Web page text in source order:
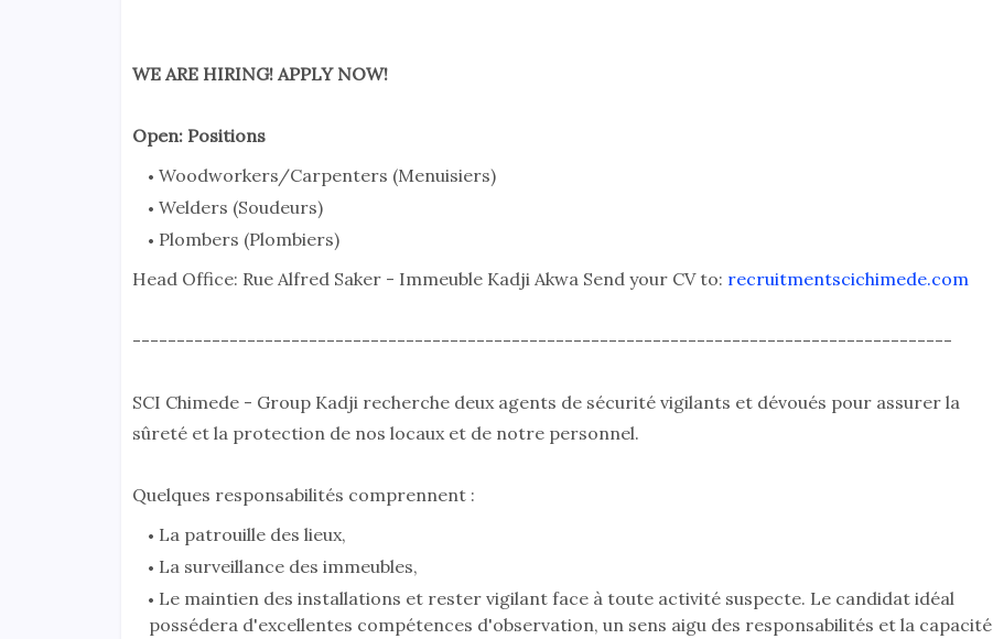
WE ARE HIRING! APPLY NOW!
Open: Positions
Woodworkers/Carpenters (Menuisiers)
Welders (Soudeurs)
Plombers (Plombiers)
Head Office: Rue Alfred Saker - Immeuble Kadji Akwa Send your CV to: recruitmentscichimede.com
---------------------------------------------------------------------------------------------
SCI Chimede - Group Kadji recherche deux agents de sécurité vigilants et dévoués pour assurer la
sûreté et la protection de nos locaux et de notre personnel.
Quelques responsabilités comprennent :
La patrouille des lieux,
La surveillance des immeubles,
Le maintien des installations et rester vigilant face à toute activité suspecte. Le candidat idéal
possédera d'excellentes compétences d'observation, un sens aigu des responsabilités et la capacité